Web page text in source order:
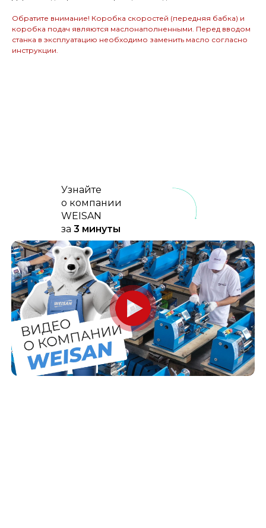
Обратите внимание! Коробка скоростей (передняя бабка) и
коробка подач являются маслонаполненными. Перед вводом
станка в эксплуатацию необходимо заменить масло согласно
инструкции.
Узнайте
о компании
WEISAN
за 3 минуты